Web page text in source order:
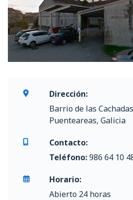
Dirección:
Barrio de las
Puenteareas, Galicia
Contacto:
Teléfono:986 64 10
Horario:
Abierto 24 horas